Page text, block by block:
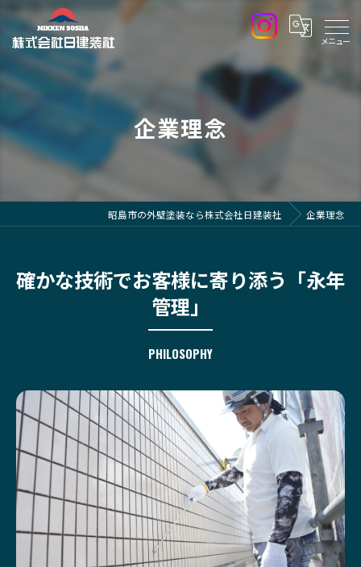
企業理念
昭島市の外壁塗装なら株式会社日建装社 企業理念
確かな技術でお客様に寄り添う「永年
管理」
PHILOSOPHY